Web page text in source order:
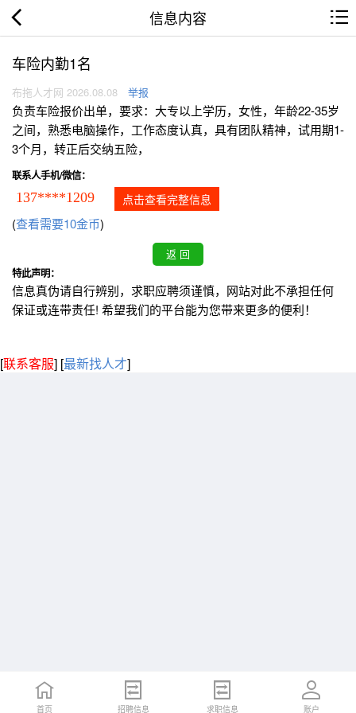
信息内容
车险内勤1名
布拖人才网 2026.08.08 举报
负责车险报价出单，要求：大专以上学历，女性，年龄22-35岁
之间，熟悉电脑操作，工作态度认真，具有团队精神，试用期1-
3个月，转正后交纳五险，
联系人手机/微信：
137****1209 点击查看完整信息
(查看需要10金币)
特此声明：
信息真伪请自行辨别，求职应聘须谨慎，网站对此不承担任何
保证或连带责任! 希望我们的平台能为您带来更多的便利！
[联系客服] [最新找人才]
首页 招聘信息 求职信息 账户